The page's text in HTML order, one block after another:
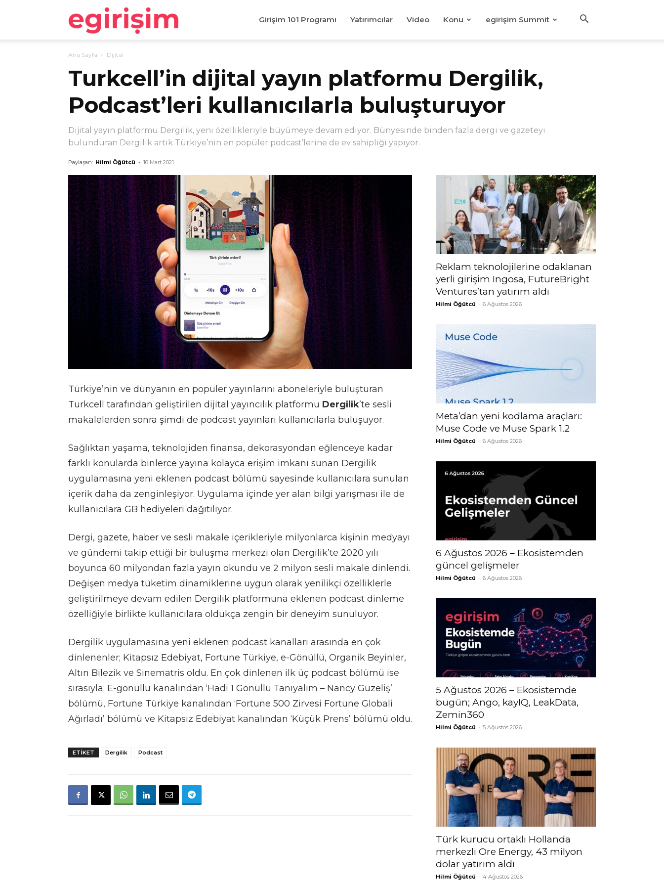
egirişim Girişim 101 Programı Yatırımcılar Video Konu egirişim Summit
Ana Sayfa Dijital
Turkcell’in dijital yayın platformu Dergilik,
Podcast’leri kullanıcılarla buluşturuyor
Dijital yayın platformu Dergilik, yeni özellikleriyle büyümeye devam ediyor. Bünyesinde binden fazla dergi ve gazeteyi
bulunduran Dergilik artık Türkiye’nin en popüler podcast’lerine de ev sahipliği yapıyor.
Paylaşan: Hilmi Öğütcü - 16 Mart 2021
Türkiye’nin ve dünyanın en popüler yayınlarını aboneleriyle buluşturan
Turkcell tarafından geliştirilen dijital yayıncılık platformu Dergilik’te sesli
makalelerden sonra şimdi de podcast yayınları kullanıcılarla buluşuyor.
Sağlıktan yaşama, teknolojiden finansa, dekorasyondan eğlenceye kadar
farklı konularda binlerce yayına kolayca erişim imkanı sunan Dergilik
uygulamasına yeni eklenen podcast bölümü sayesinde kullanıcılara sunulan
içerik daha da zenginleşiyor. Uygulama içinde yer alan bilgi yarışması ile de
kullanıcılara GB hediyeleri dağıtılıyor.
Dergi, gazete, haber ve sesli makale içerikleriyle milyonlarca kişinin medyayı
ve gündemi takip ettiği bir buluşma merkezi olan Dergilik’te 2020 yılı
boyunca 60 milyondan fazla yayın okundu ve 2 milyon sesli makale dinlendi.
Değişen medya tüketim dinamiklerine uygun olarak yenilikçi özelliklerle
geliştirilmeye devam edilen Dergilik platformuna eklenen podcast dinleme
özelliğiyle birlikte kullanıcılara oldukça zengin bir deneyim sunuluyor.
Dergilik uygulamasına yeni eklenen podcast kanalları arasında en çok
dinlenenler; Kitapsız Edebiyat, Fortune Türkiye, e-Gönüllü, Organik Beyinler,
Altın Bilezik ve Sinematris oldu. En çok dinlenen ilk üç podcast bölümü ise
sırasıyla; E-gönüllü kanalından ‘Hadi 1 Gönüllü Tanıyalım – Nancy Güzeliş’
bölümü, Fortune Türkiye kanalından ‘Fortune 500 Zirvesi Fortune Globali
Ağırladı’ bölümü ve Kitapsız Edebiyat kanalından ‘Küçük Prens’ bölümü oldu.
ETIKET Dergilik Podcast
Reklam teknolojilerine odaklanan
yerli girişim Ingosa, FutureBright
Ventures’tan yatırım aldı
Hilmi Öğütcü - 6 Ağustos 2026
Meta’dan yeni kodlama araçları:
Muse Code ve Muse Spark 1.2
Hilmi Öğütcü - 6 Ağustos 2026
6 Ağustos 2026 – Ekosistemden
güncel gelişmeler
Hilmi Öğütcü - 6 Ağustos 2026
5 Ağustos 2026 – Ekosistemde
bugün; Ango, kayIQ, LeakData,
Zemin360
Hilmi Öğütcü - 5 Ağustos 2026
Türk kurucu ortaklı Hollanda
merkezli Ore Energy, 43 milyon
dolar yatırım aldı
Hilmi Öğütcü - 4 Ağustos 2026